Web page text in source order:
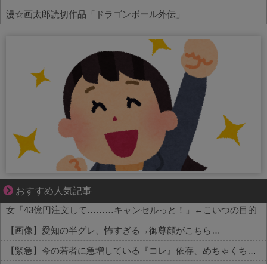
漫☆画太郎読切作品「ドラゴンボール外伝」
おすすめ人気記事
ずっと好き。俺はストーカーなんかじゃない。
女「43億円注文して………キャンセルっと！」←こいつの目的
【画像】愛知の半グレ、怖すぎる→御尊顔がこちら…
【緊急】今の若者に急増している『コレ』依存、めちゃくちゃ深刻な模様w w w w w w w w w w